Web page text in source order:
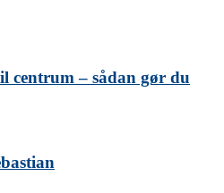
centrum – sådan gør du